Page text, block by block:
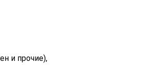
и прочие),